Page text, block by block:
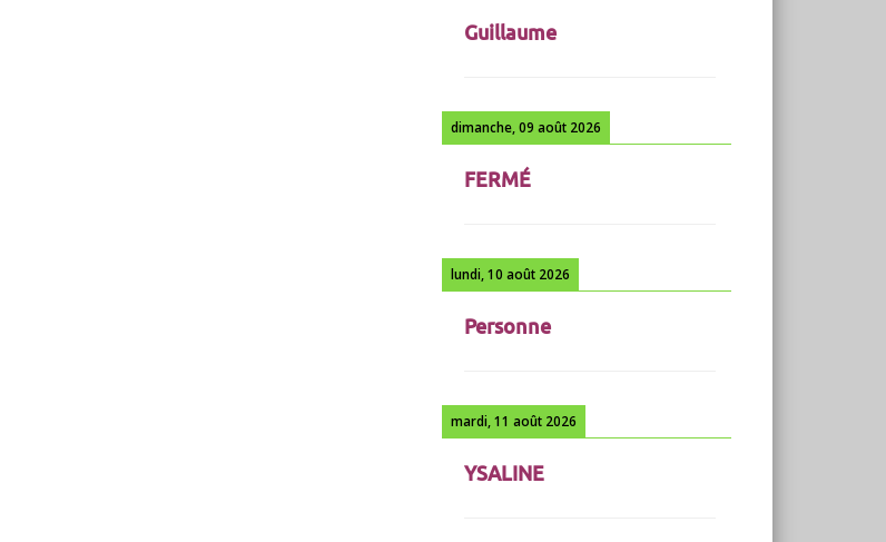
Guillaume
dimanche, 09 août 2026
FERMÉ
lundi, 10 août 2026
Personne
mardi, 11 août 2026
YSALINE